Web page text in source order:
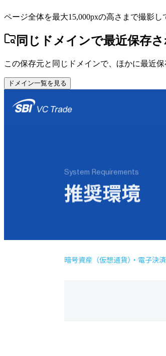
ページ全体を最大15,000pxの高さまで撮影
同じドメインで最近保存
この保存元と同じドメインで、ほかに最近保
ドメイン一覧を見る